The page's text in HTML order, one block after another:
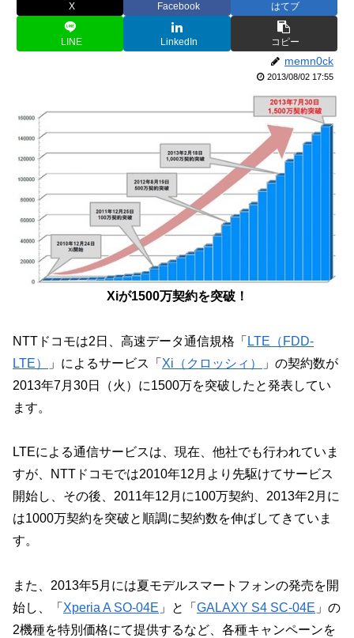
X Facebook はてブ
LINE LinkedIn コピー
memn0ck
2013/08/02 17:55
Xiが1500万契約を突破！
NTTドコモは2日、高速データ通信規格「 LTE（FDD-
LTE）
」によるサービス「 Xi（クロッシィ）
」の契約数が
2013年7月30日（火）に1500万を突破したと発表してい
ます。
LTEによる通信サービスは、現在、他社でも行われていま
すが、NTTドコモでは2010年12月より先駆けてサービス
開始し、その後、2011年12月に100万契約、2013年2月に
は1000万契約を突破と順調に契約数を伸ばしてきていま
す。
また、2013年5月には夏モデルスマートフォンの発売を開
始し、「 Xperia A SO-04E 」と「 GALAXY S4 SC-04E 」の
2機種を特別価格にて提供するなど、各種キャンペーンを